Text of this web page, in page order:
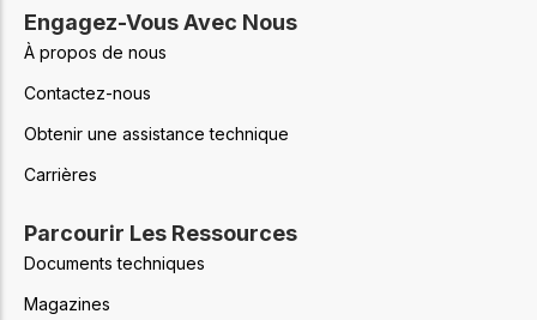
Engagez-Vous Avec Nous
À propos de nous
Contactez-nous
Obtenir une assistance technique
Carrières
Parcourir Les Ressources
Documents techniques
Magazines